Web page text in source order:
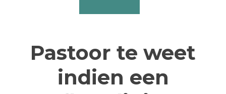
Pastoor te weet
indien een